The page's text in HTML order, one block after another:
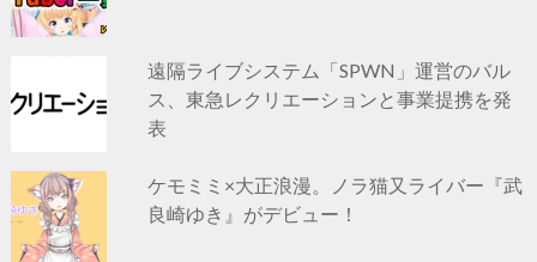
遠隔ライブシステム「SPWN」運営のバル
ス、東急レクリエーションと事業提携を発
表
ケモミミ×大正浪漫。ノラ猫又ライバー『武
良崎ゆき』がデビュー！